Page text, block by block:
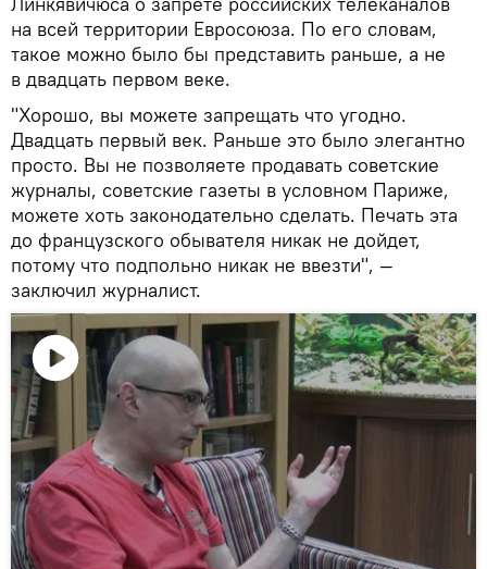
на всей территории Евросоюза. По его словам,
такое можно было бы представить раньше, а не
в двадцать первом веке.
"Хорошо, вы можете запрещать что угодно.
Двадцать первый век. Раньше это было элегантно
просто. Вы не позволяете продавать советские
журналы, советские газеты в условном Париже,
можете хоть законодательно сделать. Печать эта
до французского обывателя никак не дойдет,
потому что подпольно никак не ввезти", —
заключил журналист.
Воспроизвести